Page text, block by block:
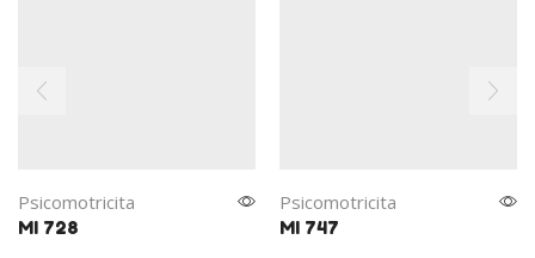
Psicomotricita
MI 728
Psicomotricita
MI 747